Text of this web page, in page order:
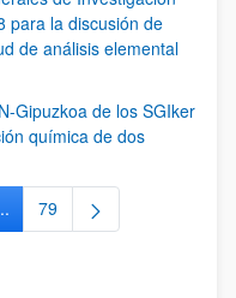
para la discusión de
de análisis elemental
Gipuzkoa de los SGIker
química de dos
Páginas intermedias Use TAB
Página
79